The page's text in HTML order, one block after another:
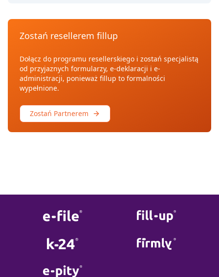
Zostań resellerem fillup
Dołącz do programu resellerskiego i zostań specjalistą
od przyjaznych formularzy, e-deklaracji i e-
administracji, ponieważ fillup to formalności
wypełnione.
Zostań Partnerem